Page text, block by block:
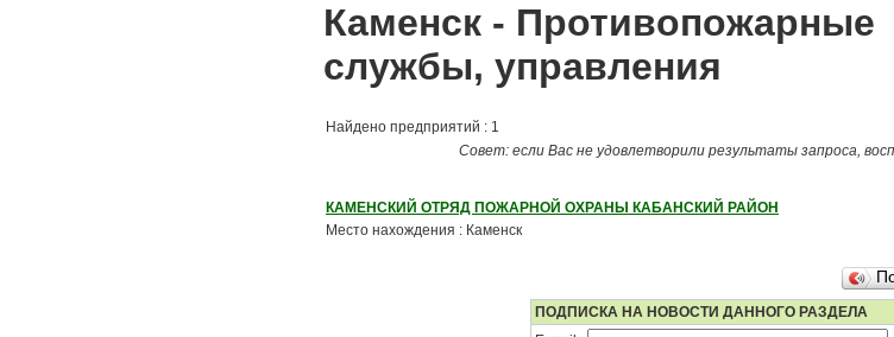
Каменск - Противопожарные
службы, управления
Найдено предприятий : 1
Совет: если Вас не удовлетворили результаты запроса,
КАМЕНСКИЙ ОТРЯД ПОЖАРНОЙ ОХРАНЫ КАБАНСКИЙ РАЙОН
Место нахождения : Каменск
ПОДПИСКА НА НОВОСТИ ДАННОГО РАЗДЕЛА